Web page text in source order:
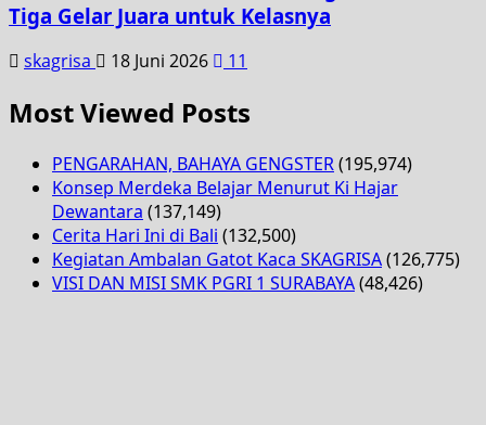
Tiga Gelar Juara untuk Kelasnya
skagrisa 18 Juni 2026 11
Most Viewed Posts
PENGARAHAN, BAHAYA GENGSTER(195,974)
Konsep Merdeka Belajar Menurut Ki Hajar
Dewantara (137,149)
Cerita Hari Ini di Bali (132,500)
Kegiatan Ambalan Gatot Kaca SKAGRISA(126,775)
VISI DAN MISI SMK PGRI 1 SURABAYA(48,426)